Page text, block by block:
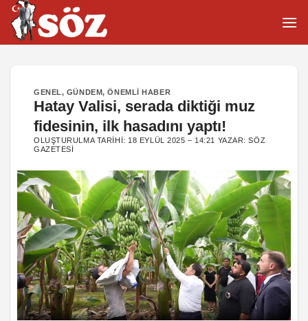
İçeriğe
atla
GENEL, GÜNDEM,ÖNEMLI HABER
Hatay Valisi, serada diktiği muz
fidesinin, ilk hasadını yaptı!
OLUŞTURULMA TARIHI: 18 EYLÜL 2025 – 14:21 YAZAR:SÖZ
GAZETESI